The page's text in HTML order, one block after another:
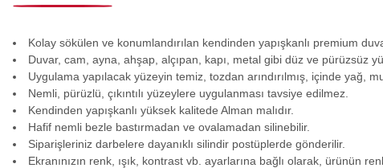
Kolay sökülen ve konumlandırılan kendinden yapışkanlı premium
Duvar, cam, ayna, ahşap, alçıpan, kapı, metal gibi düz ve pürüzsüz
Uygulama yapılacak yüzeyin temiz, tozdan arındırılmış, içinde yağ,
Nemli, pürüzlü, çıkıntılı yüzeylere uygulanması tavsiye edilmez.
Kendinden yapışkanlı yüksek kalitede Alman malıdır.
Hafif nemli bezle bastırmadan ve ovalamadan silinebilir.
Siparişleriniz darbelere dayanıklı silindir postüplerde gönderilir.
Ekranınızın renk, ışık, kontrast vb. ayarlarına bağlı olarak, ürünün